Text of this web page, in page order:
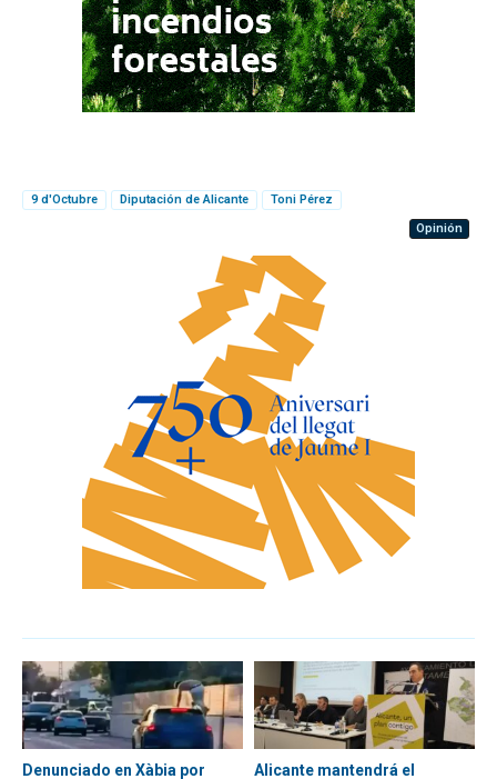
9 d'Octubre Diputación de Alicante
Toni Pérez
Opinión
Denunciado en Xàbia por
Alicante mantendrá el